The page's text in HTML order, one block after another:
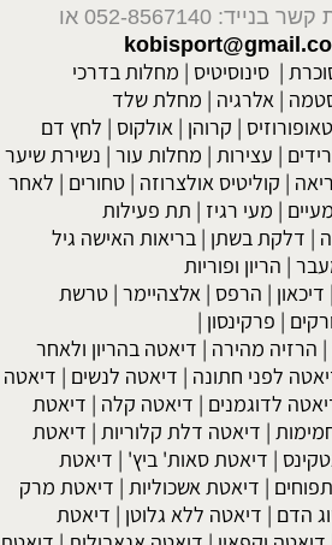
8567140
או
|סינוסיטיס|מחלות בדרכי
|אלרגיה|מחלת שלד
|קרוהן |אולקוס|לחץ דם
|עצירות|מחלות עור| נשירת שיער
קוליטיס אולצרוזה|טחורים|לאחר
| מעי רגיז |תת פעילות
בשתן |בריאות האישה גיל
הריון ופוריות
|הרפס|אלצהיימר|טרשת
|פרקינסון|
מהירה|דיאטה בהריון ולאחר
חתונה|דיאטה לנשים|דיאטה
|דיאטה קלה|דיאטת
|דיאטה דלת קלוריות|דיאטת
|דיאטת סאות' ביץ'| דיאטת
|דיאטת אשכוליות|דיאטת מרק
|דיאטה ללא גלוטן |דיאטת